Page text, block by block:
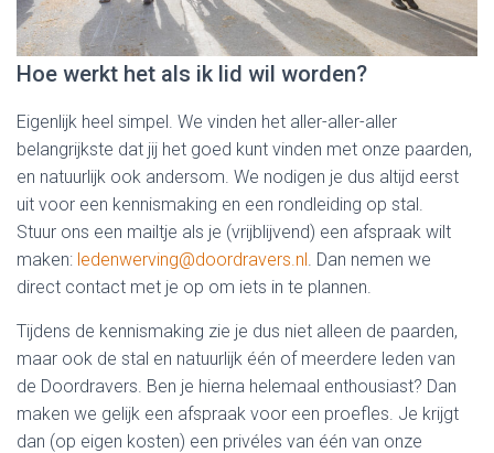
Hoe werkt het als ik lid wil worden?
Eigenlijk heel simpel. We vinden het aller-aller-aller
belangrijkste dat jij het goed kunt vinden met onze paarden,
en natuurlijk ook andersom. We nodigen je dus altijd eerst
uit voor een kennismaking en een rondleiding op stal.
Stuur ons een mailtje als je (vrijblijvend) een afspraak wilt
maken: ledenwerving@doordravers.nl. Dan nemen we
direct contact met je op om iets in te plannen.
Tijdens de kennismaking zie je dus niet alleen de paarden,
maar ook de stal en natuurlijk één of meerdere leden van
de Doordravers. Ben je hierna helemaal enthousiast? Dan
maken we gelijk een afspraak voor een proefles. Je krijgt
dan (op eigen kosten) een privéles van één van onze